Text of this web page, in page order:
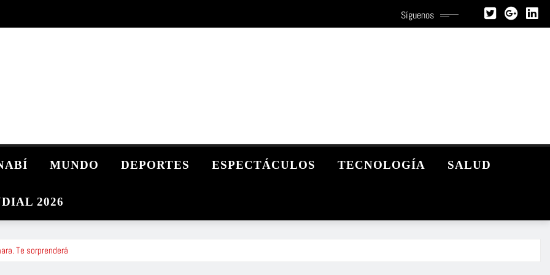
Síguenos
MUNDO DEPORTES ESPECTÁCULOS TECNOLOGÍA SALUD
2026
Te sorprenderá